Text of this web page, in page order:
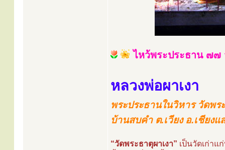
ไหว้พระประธาน ๗๗
หลวงพ่อผาเงา
พระประธานในวิหาร วัดพร
บ้านสบคำ ต.เวียง อ.เชียงแ
“วัดพระธาตุผาเงา” เป็นวัดเก่าแ